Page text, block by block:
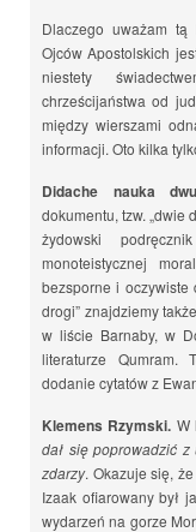
Dlaczego uważam
Ojców Apostolskich
niestety
chrześcijaństwa od
między wierszami
informacji. Oto kilka
Didache nauka
dokumentu, tzw. „dwie
żydowski
monoteistycznej
bezsporne i oczywiste
drogi” znajdziemy
w liście Barnaby, w
literaturze Qumram.
dodanie cytatów z
Klemens Rzymski. W
dał się poprowadzić
zdarzy. Okazuje się,
Izaak ofiarowany był
wydarzeń na gorze